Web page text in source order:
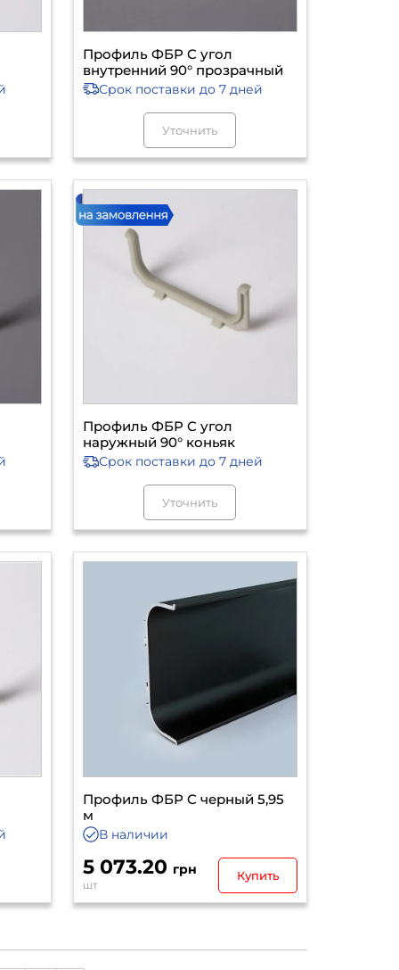
Профиль ФБР C угол
внутренний 90° прозрачный
Срок поставки до 7 дней
Уточнить
Профиль ФБР C угол
наружный 90° коньяк
Срок поставки до 7 дней
Уточнить
Профиль ФБР C черный 5,95
м
В наличии
5 073.20 грн
шт
Купить